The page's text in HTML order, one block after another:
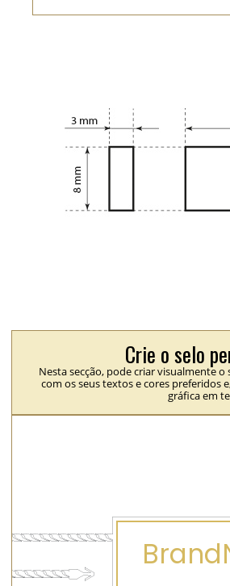
Crie o selo
Nesta secção, pode criar visualmente
com os seus textos e cores preferidos
gráfica em